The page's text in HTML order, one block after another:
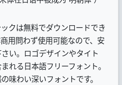
クは無料でダウンロードでき
用問わず使用可能なので、安
い。 ロゴデザインやタイト
れる日本語フリーフォント。
味わい深いフォントです。